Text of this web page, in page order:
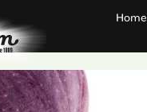
Home